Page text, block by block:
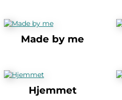
Made by me
Hjemmet